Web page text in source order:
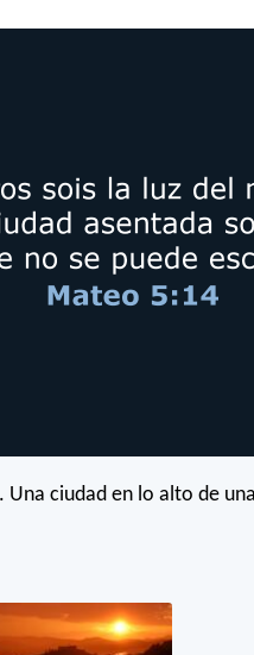
Una ciudad en lo alto de